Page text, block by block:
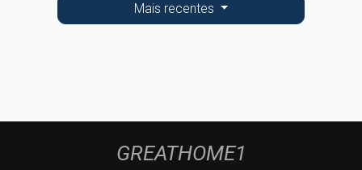
Mais recentes
GREATHOME1